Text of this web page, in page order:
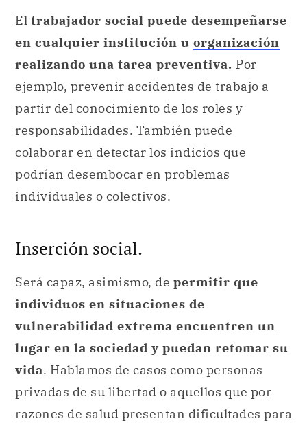
El trabajador social puede desempeñarse
en cualquier institución u organización
realizando una tarea preventiva. Por
ejemplo, prevenir accidentes de trabajo a
partir del conocimiento de los roles y
responsabilidades. También puede
colaborar en detectar los indicios que
podrían desembocar en problemas
individuales o colectivos.
Inserción social.
Será capaz, asimismo, de permitir que
individuos en situaciones de
vulnerabilidad extrema encuentren un
lugar en la sociedad y puedan retomar su
vida. Hablamos de casos como personas
privadas de su libertad o aquellos que por
razones de salud presentan dificultades para